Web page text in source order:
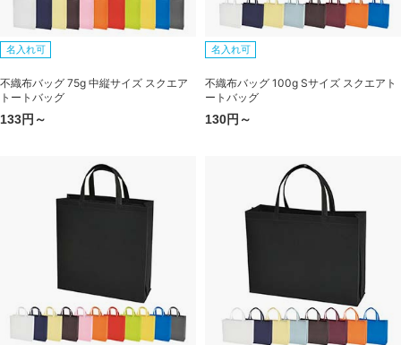
名入れ可
不織布バッグ 75g 中縦サイズ スクエア
トートバッグ
133円～
名入れ可
不織布バッグ 100g Sサイズ スクエアト
ートバッグ
130円～